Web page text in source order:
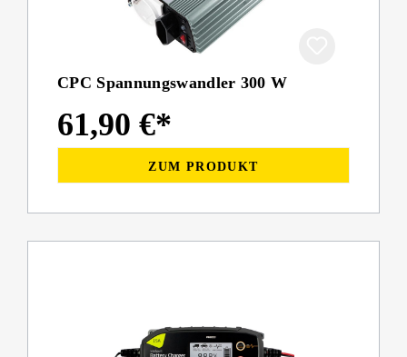
CPC Spannungswandler 300 W
61,90 €*
ZUM PRODUKT